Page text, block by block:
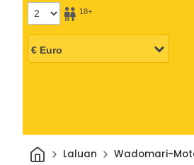
18+
Rumah
Laluan Wadomari-